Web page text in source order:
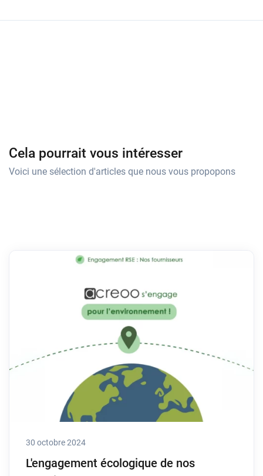
Cela pourrait vous intéresser
Voici une sélection d'articles que nous vous propopons
30 octobre 2024
L'engagement écologique de nos